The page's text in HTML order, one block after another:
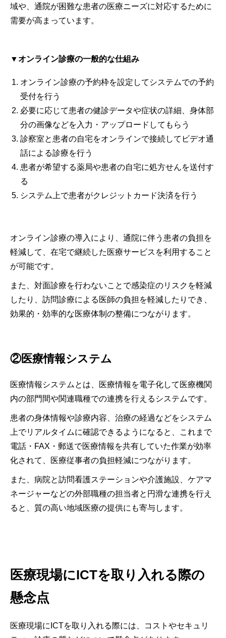
域や、通院が困難な患者の医療ニーズに対応するために
需要が高まっています。
▼オンライン診療の一般的な仕組み
オンライン診療の予約枠を設定してシステムでの予約
受付を行う
必要に応じて患者の健診データや症状の詳細、身体部
分の画像などを入力・アップロードしてもらう
診察室と患者の自宅をオンラインで接続してビデオ通
話による診療を行う
患者が希望する薬局や患者の自宅に処方せんを送付す
る
システム上で患者がクレジットカード決済を行う
オンライン診療の導入により、通院に伴う患者の負担を
軽減して、在宅で継続した医療サービスを利用すること
が可能です。
また、対面診療を行わないことで感染症のリスクを軽減
したり、訪問診療による医師の負担を軽減したりでき、
効果的・効率的な医療体制の整備につながります。
②医療情報システム
医療情報システムとは、医療情報を電子化して医療機関
内の部門間や関連職種での連携を行えるシステムです。
患者の身体情報や診療内容、治療の経過などをシステム
上でリアルタイムに確認できるようになると、これまで
電話・FAX・郵送で医療情報を共有していた作業が効率
化されて、医療従事者の負担軽減につながります。
また、病院と訪問看護ステーションや介護施設、ケアマ
ネージャーなどの外部職種の担当者と円滑な連携を行え
ると、質の高い地域医療の提供にも寄与します。
医療現場にICTを取り入れる際の
懸念点
医療現場にICTを取り入れる際には、コストやセキュリ